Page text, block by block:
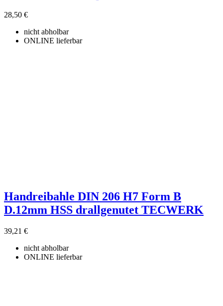
28,50 €
nicht abholbar
ONLINE lieferbar
Handreibahle DIN 206 H7 Form B
D.12mm HSS drallgenutet TECWERK
39,21 €
nicht abholbar
ONLINE lieferbar